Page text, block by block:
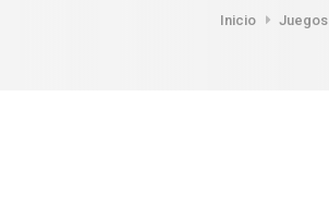
Inicio Juegos